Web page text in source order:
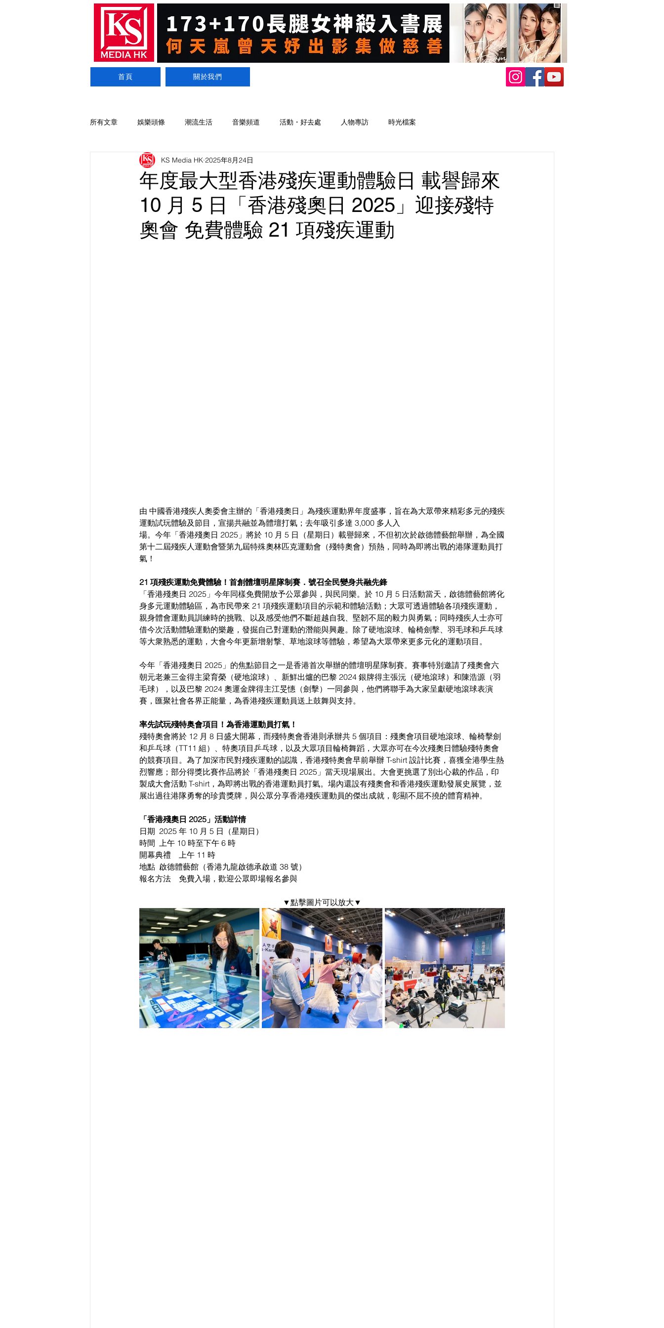
首頁 關於我們
所有文章 娛樂頭條 潮流生活 音樂頻道 活動・好去處 人物專訪 時光檔案
年度最大型香港殘疾運動體驗日 載譽歸來
10 月 5 日「香港殘奧日 2025」迎接殘特
奧會 免費體驗 21 項殘疾運動
KS Media HK 2025年8月24日
由 中國香港殘疾人奧委會主辦的「香港殘奧日」為殘疾運動界年度盛事，旨在為大眾帶來精彩多元的殘疾
運動試玩體驗及節目，宣揚共融並為體壇打氣；去年吸引多達 3,000 多人入
場。今年「香港殘奧日 2025」將於 10 月 5 日（星期日）載譽歸來，不但初次於啟德體藝館舉辦，為全國
第十二屆殘疾人運動會暨第九屆特殊奧林匹克運動會（殘特奧會）預熱，同時為即將出戰的港隊運動員打
氣！
21 項殘疾運動免費體驗！首創體壇明星隊制賽．號召全民變身共融先鋒
「香港殘奧日 2025」今年同樣免費開放予公眾參與，與民同樂。於 10 月 5 日活動當天，啟德體藝館將化
身多元運動體驗區，為市民帶來 21 項殘疾運動項目的示範和體驗活動；大眾可透過體驗各項殘疾運動，
親身體會運動員訓練時的挑戰、以及感受他們不斷超越自我、堅韌不屈的毅力與勇氣；同時殘疾人士亦可
借今次活動體驗運動的樂趣，發掘自己對運動的潛能與興趣。除了硬地滾球、輪椅劍擊、羽毛球和乒乓球
等大衆熟悉的運動，大會今年更新增射撃、草地滾球等體驗，希望為大眾帶來更多元化的運動項目。
今年「香港殘奧日 2025」的焦點節目之一是香港首次舉辦的體壇明星隊制賽。賽事特別邀請了殘奧會六
朝元老兼三金得主梁育榮（硬地滾球）、新鮮出爐的巴黎 2024 銀牌得主張沅（硬地滾球）和陳浩源（羽
毛球），以及巴黎 2024 奧運金牌得主江旻憓（劍擊）一同參與，他們將聯手為大家呈獻硬地滾球表演
賽，匯聚社會各界正能量，為香港殘疾運動員送上鼓舞與支持。
率先試玩殘特奥會項目！為香港運動員打氣！
殘特奧會將於 12 月 8 日盛大開幕，而殘特奧會香港則承辦共 5 個項目：殘奧會項目硬地滾球、輪椅擊劍
和乒乓球（TT11 組）、特奧項目乒乓球，以及大眾項目輪椅舞蹈，大眾亦可在今次殘奧日體驗殘特奧會
的競賽項目。為了加深市民對殘疾運動的認識，香港殘特奧會早前舉辦 T-shirt 設計比賽，喜獲全港學生熱
烈響應；部分得獎比賽作品將於「香港殘奧日 2025」當天現場展出。大會更挑選了別出心裁的作品，印
製成大會活動 T-shirt，為即將出戰的香港運動員打氣。場內還設有殘奧會和香港殘疾運動發展史展覽，並
展出過往港隊勇奪的珍貴獎牌，與公眾分享香港殘疾運動員的傑出成就，彰顯不屈不撓的體育精神。
「香港殘奧日 2025」活動詳情
日期 	2025 年 10 月 5 日（星期日）
時間 	上午 10 時至下午 6 時
開幕典禮 	上午 11 時
地點 	啟德體藝館（香港九龍啟德承啟道 38 號）
報名方法 	免費入場，歡迎公眾即場報名參與
▼點擊圖片可以放大▼